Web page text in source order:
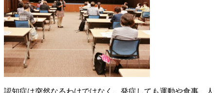
認知症は突然なるわけではなく、発症しても運動や食事、人